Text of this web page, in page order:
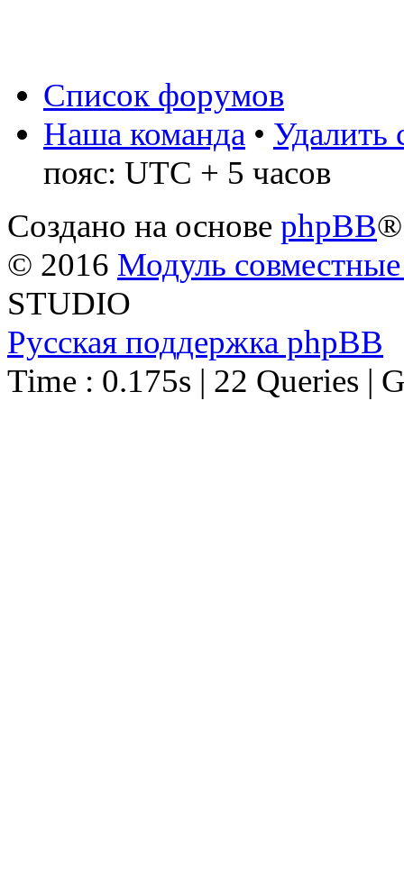
Список форумов
Наша команда • Удалить
пояс: UTC + 5 часов
Создано на основе phpBB®
© 2016 Модуль
STUDIO
Русская поддержка phpBB
Time : 0.175s | 22 Queries |